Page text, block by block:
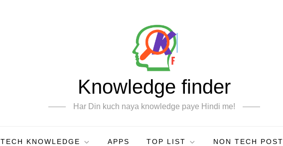
Knowledge finder
Har Din kuch naya knowledge paye Hindi me!
TECH KNOWLEDGE APPS TOP LIST NON TECH POST